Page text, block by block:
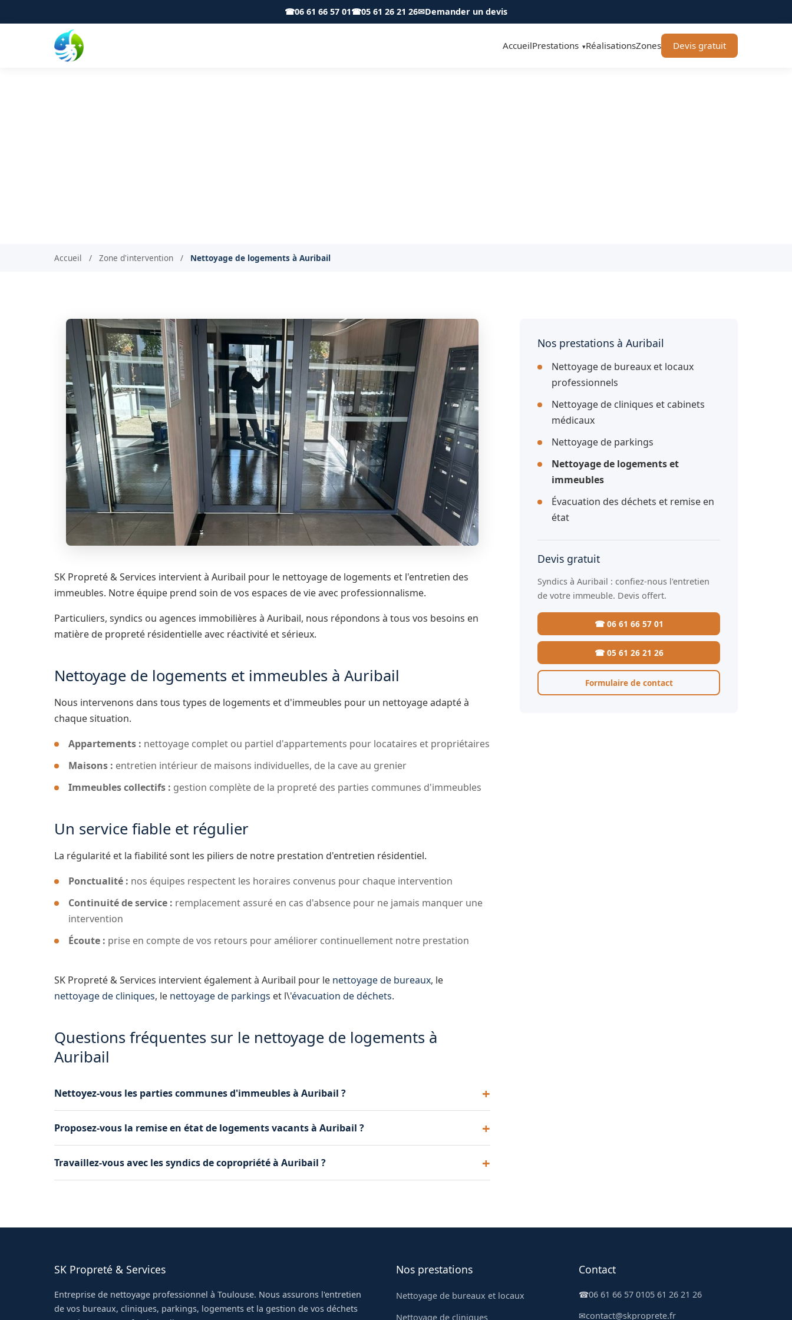
☎06 61 66 57 01☎05 61 26 21 26✉Demander un devis
AccueilPrestations ▾RéalisationsZones Devis gratuit
Accueil / Zone d'intervention / Nettoyage de logements à Auribail
SK Propreté & Services intervient à Auribail pour le nettoyage de logements et l'entretien des
immeubles. Notre équipe prend soin de vos espaces de vie avec professionnalisme.
Particuliers, syndics ou agences immobilières à Auribail, nous répondons à tous vos besoins en
matière de propreté résidentielle avec réactivité et sérieux.
Nettoyage de logements et immeubles à Auribail
Nous intervenons dans tous types de logements et d'immeubles pour un nettoyage adapté à
chaque situation.
Appartements : nettoyage complet ou partiel d'appartements pour locataires et propriétaires
Maisons : entretien intérieur de maisons individuelles, de la cave au grenier
Immeubles collectifs : gestion complète de la propreté des parties communes d'immeubles
Un service fiable et régulier
La régularité et la fiabilité sont les piliers de notre prestation d'entretien résidentiel.
Ponctualité : nos équipes respectent les horaires convenus pour chaque intervention
Continuité de service : remplacement assuré en cas d'absence pour ne jamais manquer une
intervention
Écoute : prise en compte de vos retours pour améliorer continuellement notre prestation
SK Propreté & Services intervient également à Auribail pour le nettoyage de bureaux, le
nettoyage de cliniques, le nettoyage de parkings et l\'évacuation de déchets.
Questions fréquentes sur le nettoyage de logements à
Auribail
Nettoyez-vous les parties communes d'immeubles à Auribail ?
immeuble à Auribail.
Proposez-vous la remise en état de logements vacants à Auribail ?
nettoyage complet, vitres et sanitaires.
Travaillez-vous avec les syndics de copropriété à Auribail ?
Nos prestations à Auribail
Nettoyage de bureaux et locaux
professionnels
Nettoyage de cliniques et cabinets
médicaux
Nettoyage de parkings
Nettoyage de logements et
immeubles
Évacuation des déchets et remise en
état
Devis gratuit
Syndics à Auribail : confiez-nous l'entretien
de votre immeuble. Devis offert.
☎ 06 61 66 57 01
☎ 05 61 26 21 26
Formulaire de contact
SK Propreté & Services
Entreprise de nettoyage professionnel à Toulouse. Nous assurons l'entretien
de vos bureaux, cliniques, parkings, logements et la gestion de vos déchets
Nos prestations
Nettoyage de bureaux et locaux
Nettoyage de cliniques
Contact
☎06 61 66 57 0105 61 26 21 26
✉contact@skproprete.fr